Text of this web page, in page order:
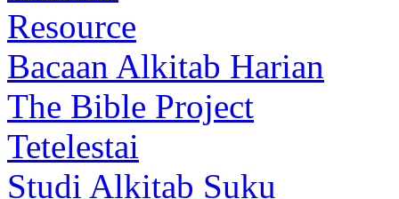
Resource
Bacaan Alkitab Harian
The Bible Project
Tetelestai
Studi Alkitab Suku